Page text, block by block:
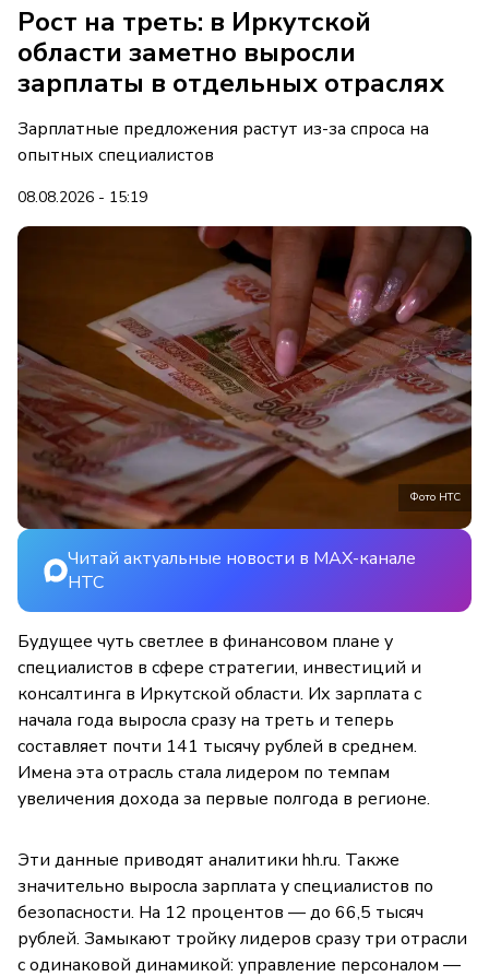
Рост на треть: в Иркутской
области заметно выросли
зарплаты в отдельных отраслях
Зарплатные предложения растут из-за спроса на
опытных специалистов
08.08.2026 - 15:19
Фото НТС
Читай актуальные новости в MAX-канале
НТС
Будущее чуть светлее в финансовом плане у
специалистов в сфере стратегии, инвестиций и
консалтинга в Иркутской области. Их зарплата с
начала года выросла сразу на треть и теперь
составляет почти 141 тысячу рублей в среднем.
Имена эта отрасль стала лидером по темпам
увеличения дохода за первые полгода в регионе.
Эти данные приводят аналитики hh.ru. Также
значительно выросла зарплата у специалистов по
безопасности. На 12 процентов — до 66,5 тысяч
рублей. Замыкают тройку лидеров сразу три отрасли
с одинаковой динамикой: управление персоналом —